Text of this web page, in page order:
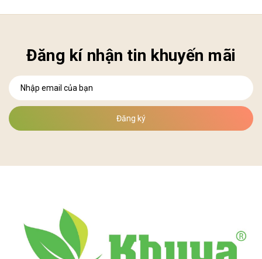
Đăng kí nhận tin khuyến mãi
Đăng ký